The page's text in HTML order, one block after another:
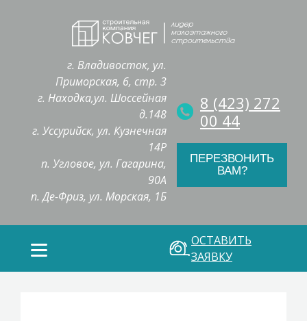
г. Владивосток, ул.
Приморская, 6, стр. 3
г. Находка,ул. Шоссейная
д.148
г. Уссурийск, ул. Кузнечная
14Р
п. Угловое, ул. Гагарина,
90А
п. Де-Фриз, ул. Морская, 1Б
8 (423) 272
00 44
ПЕРЕЗВОНИТЬ
ВАМ?
ОСТАВИТЬ
ЗАЯВКУ